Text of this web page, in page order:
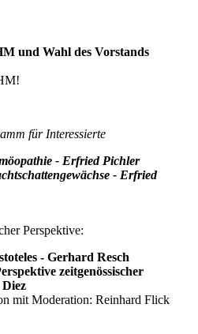
und Wahl des Vorstands
für Interessierte
- Erfried Pichler
- Erfried
Perspektive:
- Gerhard Resch
zeitgenössischer
Diez
mit Moderation: Reinhard Flick